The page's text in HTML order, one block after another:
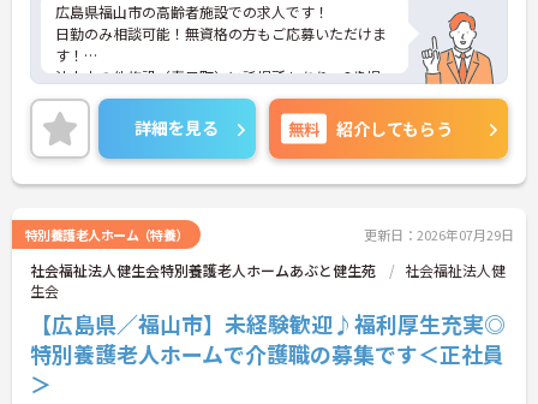
広島県福山市の高齢者施設での求人です！
日勤のみ相談可能！無資格の方もご応募いただけま
す！
法人内の他施設（春日町）に託児所もあり、3歳児
未満のお子様がいらっしゃる方はご利用いただける
環境です！
ご興味をお持ちの方は是非お問い合わせください！
詳細を見る 無料 紹介してもらう
特別養護老人ホーム（特養） 更新日：2026年07月29日
社会福祉法人健生会特別養護老人ホームあぶと健生苑
社会福祉法人健
生会
【広島県／福山市】未経験歓迎♪福利厚生充実◎
特別養護老人ホームで介護職の募集です＜正社員
＞